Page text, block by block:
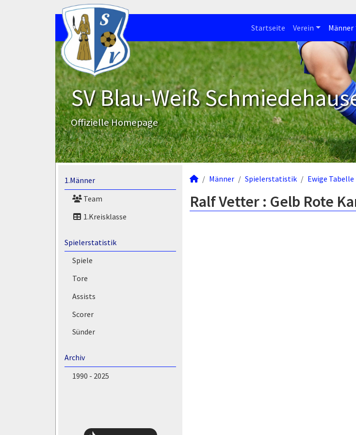
Startseite Verein Männer
SV Blau-Weiß
Offizielle Homepage
1.Männer
Team
1.Kreisklasse
Spielerstatistik
Spiele
Tore
Assists
Scorer
Sünder
Archiv
1990 - 2025
Männer Spielerstatistik Ewige Tabelle
Ralf Vetter : Gelb Rote